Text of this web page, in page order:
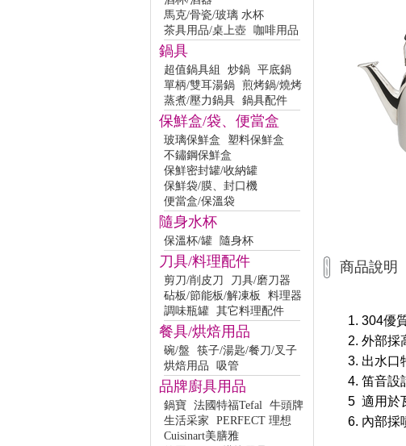
馬克/骨瓷/玻璃 水杯
茶具用品/桌上壺 咖啡用品
鍋具
超值鍋具組 炒鍋 平底鍋
單柄/雙耳湯鍋 煎烤鍋/燒烤
蒸煮/壓力鍋具 鍋具配件
保鮮盒/袋、便當盒
玻璃保鮮盒
塑料保鮮盒
不鏽鋼保鮮盒
保鮮密封罐/收納罐
保鮮袋/膜、封口機
便當盒/保溫袋
隨身水杯
保溫杯/罐 隨身杯
刀具/料理配件
剪刀/削皮刀
刀具/磨刀器
砧板/節能板/解凍板
料理器
調味瓶罐 其它料理配件
餐具/烘焙用品
碗/盤
筷子/湯匙/餐刀/叉子
烘焙用品
吸管
品牌廚具用品
鍋寶 法國特福Tefal 牛頭牌
生活采家
PERFECT 理想
Cuisinart美膳雅
商品說明
1. 304優
2. 外部採
3. 出水口
4. 笛音設
5 適用於
6. 內部採